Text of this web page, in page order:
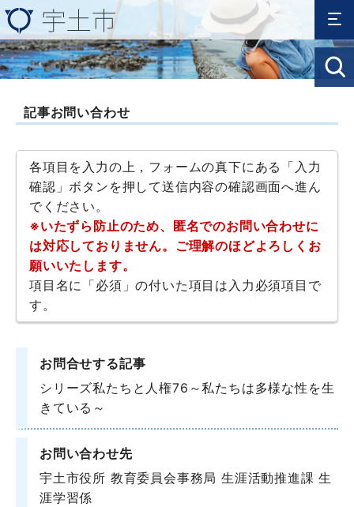
記事お問い合わせ
各項目を入力の上，フォームの真下にある「入力
確認」ボタンを押して送信内容の確認画面へ進ん
でください。
※いたずら防止のため、匿名でのお問い合わせに
は対応しておりません。ご理解のほどよろしくお
願いいたします。
項目名に「必須」の付いた項目は入力必須項目で
す。
お問合せする記事
シリーズ私たちと人権76～私たちは多様な性を生
きている～
お問い合わせ先
宇土市役所 教育委員会事務局 生涯活動推進課 生
涯学習係